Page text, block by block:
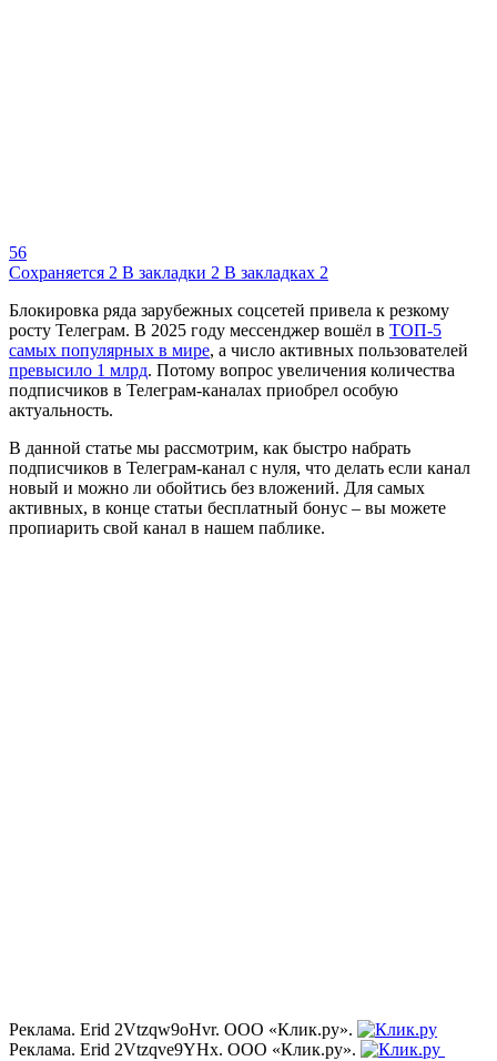
56
Сохраняется 2 В закладки 2 В закладках 2
Блокировка ряда зарубежных соцсетей привела к резкому
росту Телеграм. В 2025 году мессенджер вошёл в ТОП-5
самых популярных в мире, а число активных пользователей
превысило 1 млрд. Потому вопрос увеличения количества
подписчиков в Телеграм-каналах приобрел особую
актуальность.
В данной статье мы рассмотрим, как быстро набрать
подписчиков в Телеграм-канал с нуля, что делать если канал
новый и можно ли обойтись без вложений. Для самых
активных, в конце статьи бесплатный бонус – вы можете
пропиарить свой канал в нашем паблике.
Реклама. Erid 2Vtzqw9oHvr. ООО «Клик.ру».
Реклама. Erid 2Vtzqve9YHx. ООО «Клик.ру».